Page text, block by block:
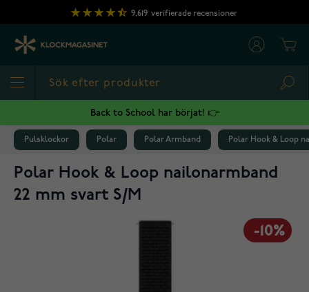
Hoppa till innehållet
9,619 verifierade recensioner
Back to School har börjat! 👉
Pulsklockor Polar Polar Armband Polar Hook & Loop
Polar Hook & Loop nailonarmband
22 mm svart S/M
-10%